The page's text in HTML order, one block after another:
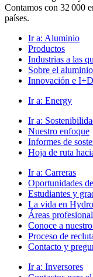
Contamos con 32 000
países.
Ir a: Aluminio
Productos
Industrias a las
Sobre el aluminio
Innovación e I+D
Ir a: Energy
Ir a:
Nuestro enfoque
Informes de
Hoja de ruta
Ir a: Carreras
Oportunidades
Estudiantes y
La vida en Hydro
Áreas
Conoce a
Proceso de
Contacto y
Ir a: Inversores